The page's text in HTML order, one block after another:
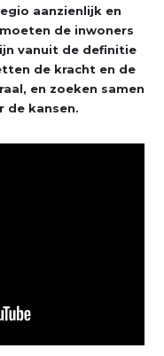
aanzienlijk en
de inwoners
vanuit de definitie
de kracht en de
en zoeken samen
de kansen.